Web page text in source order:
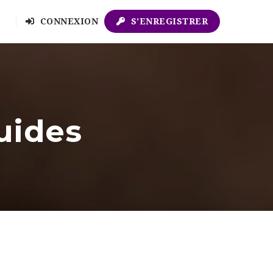
CONNEXION S’ENREGISTRER